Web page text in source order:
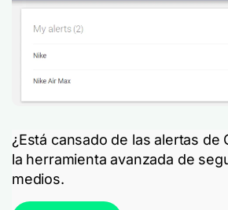
¿Está cansado de las alertas de
la herramienta avanzada de
medios.